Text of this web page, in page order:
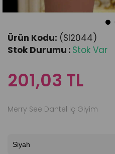
(SI2044)
Stok Durumu : Stok Var
201,03 TL
Merry See Dantel iç Giyim